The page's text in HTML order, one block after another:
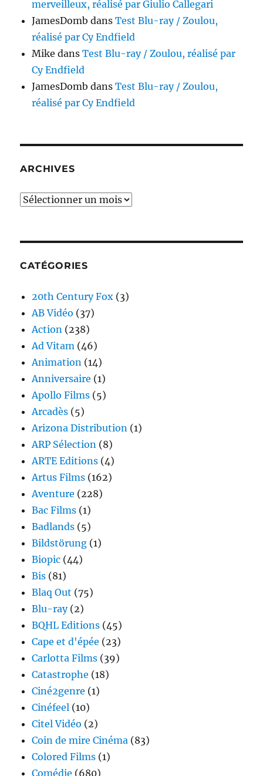
merveilleux, réalisé par Giulio Callegari
JamesDomb dansTest Blu-ray / Zoulou,
réalisé par Cy Endfield
Mike dansTest Blu-ray / Zoulou, réalisé par
Cy Endfield
JamesDomb dansTest Blu-ray / Zoulou,
réalisé par Cy Endfield
ARCHIVES
Archives
CATÉGORIES
20th Century Fox (3)
AB Vidéo (37)
Action (238)
Ad Vitam (46)
Animation (14)
Anniversaire (1)
Apollo Films (5)
Arcadès (5)
Arizona Distribution (1)
ARP Sélection (8)
ARTE Editions (4)
Artus Films (162)
Aventure (228)
Bac Films (1)
Badlands (5)
Bildstörung (1)
Biopic (44)
Bis (81)
Blaq Out (75)
Blu-ray(2)
BQHL Editions (45)
Cape et d'épée (23)
Carlotta Films (39)
Catastrophe (18)
Ciné2genre (1)
Cinéfeel (10)
Citel Vidéo (2)
Coin de mire Cinéma (83)
Colored Films (1)
Comédie (680)